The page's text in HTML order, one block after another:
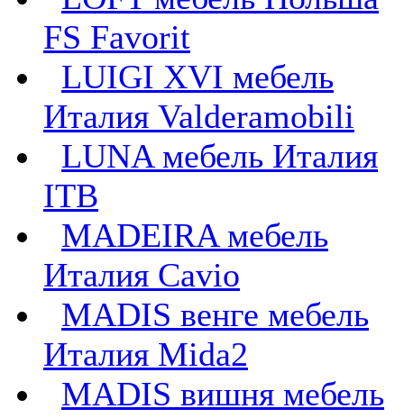
FS Favorit
LUIGI XVI мебель
Италия Valderamobili
LUNA мебель Италия
ITB
MADEIRA мебель
Италия Cavio
MADIS венге мебель
Италия Mida2
MADIS вишня мебель